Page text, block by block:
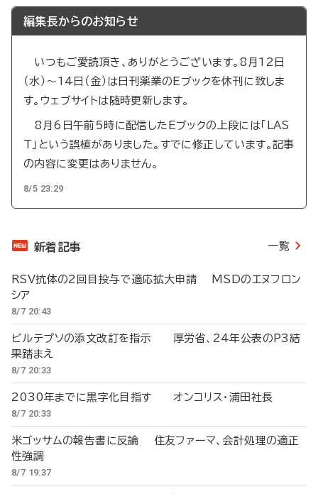
編集長からのお知らせ
いつもご愛読頂き、ありがとうございます。8月12日
（水）～14日（金）は日刊薬業のEブックを休刊に致しま
す。ウェブサイトは随時更新します。
8月6日午前5時に配信したEブックの上段には「LAS
T」という誤植がありました。すでに修正しています。記事
の内容に変更はありません。
8/5 23:29
新着記事 一覧
RSV抗体の2回目投与で適応拡大申請 MSDのエヌフロン
シア
8/7 20:43
ビルテプソの添文改訂を指示 厚労省、24年公表のP3結
果踏まえ
8/7 20:33
2030年までに黒字化目指す オンコリス・浦田社長
8/7 20:33
米ゴッサムの報告書に反論 住友ファーマ、会計処理の適正
性強調
8/7 19:37